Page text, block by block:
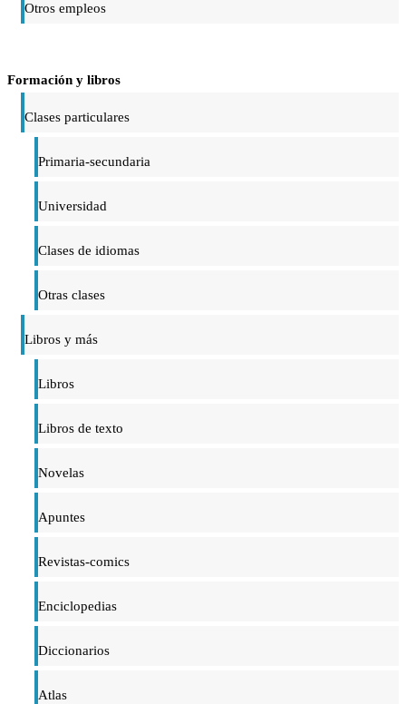
Otros empleos
Formación y libros
Clases particulares
Primaria-secundaria
Universidad
Clases de idiomas
Otras clases
Libros y más
Libros
Libros de texto
Novelas
Apuntes
Revistas-comics
Enciclopedias
Diccionarios
Atlas